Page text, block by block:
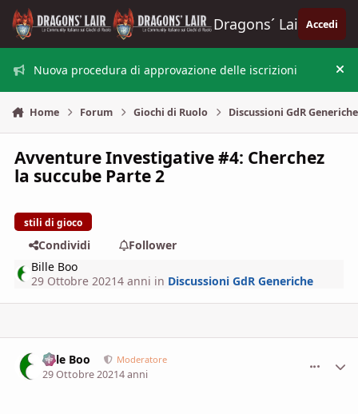
Vai al contenuto
Dragons´ Lair Accedi
Nuova procedura di approvazione delle iscrizioni
Home Forum Giochi di Ruolo Discussioni GdR Generiche
Avventure Investigative #4: Cherchez
la succube Parte 2
stili di gioco
Condividi
Follower
Bille Boo
29 Ottobre 20214 anni in Discussioni GdR Generiche
Bille Boo Moderatore
29 Ottobre 20214 anni